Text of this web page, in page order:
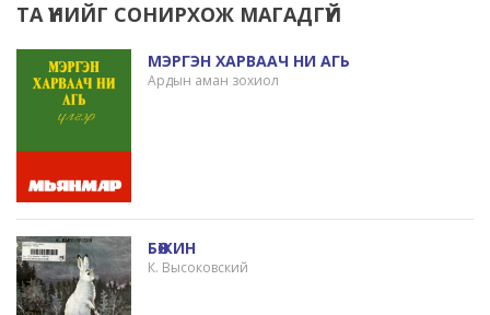
ТА ҮҮНИЙГ СОНИРХОЖ МАГАДГҮЙ
МЭРГЭН ХАРВААЧ НИ АГЬ
Ардын аман зохиол
БӨЖИН
К. Высоковский